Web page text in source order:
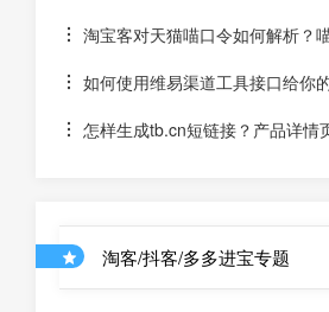
淘宝客对天猫喵口令如何解析？
如何使用维易渠道工具接口给你
怎样生成tb.cn短链接？产品详情
淘客/抖客/多多进宝专题